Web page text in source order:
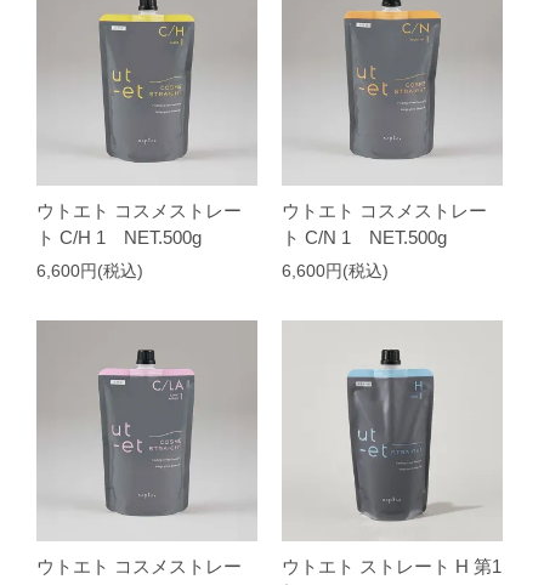
ウトエト コスメストレー
ト C/H 1 NET.500g
6,600円(税込)
ウトエト コスメストレー
ト C/N 1 NET.500g
6,600円(税込)
ウトエト コスメストレー
ウトエト ストレート H 第1